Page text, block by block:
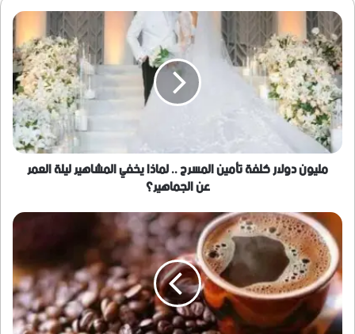
مليون
دولار
كلفة
تأمين
المسرح
..
لماذا
يخفي
المشاهير
ليلة
العمر
الجماهير؟
مليون دولار كلفة تأمين المسرح .. لماذا يخفي المشاهير ليلة العمر
عن الجماهير؟
مفاجأة
مذهلة..
هذا
ما
تفعله
5
أكواب